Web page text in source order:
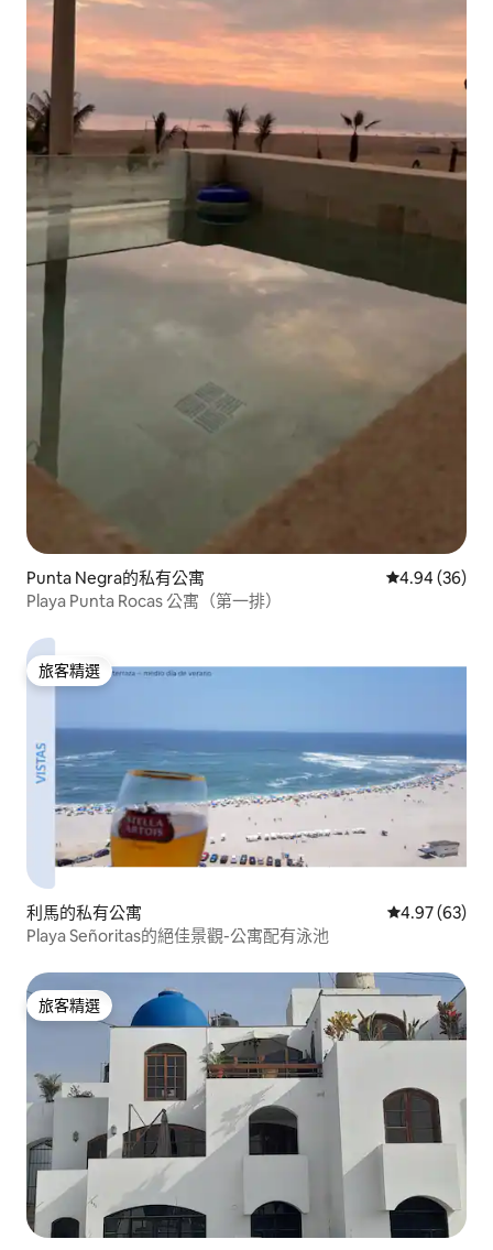
Punta Negra的私有公寓 從 36 則評價
4.94 (36)
Playa Punta Rocas 公寓（第一排）
旅客精選
旅客精選
利馬的私有公寓 從 63 則評價
4.97 (63)
Playa Señoritas的絕佳景觀-公寓配有泳池
旅客精選
旅客精選